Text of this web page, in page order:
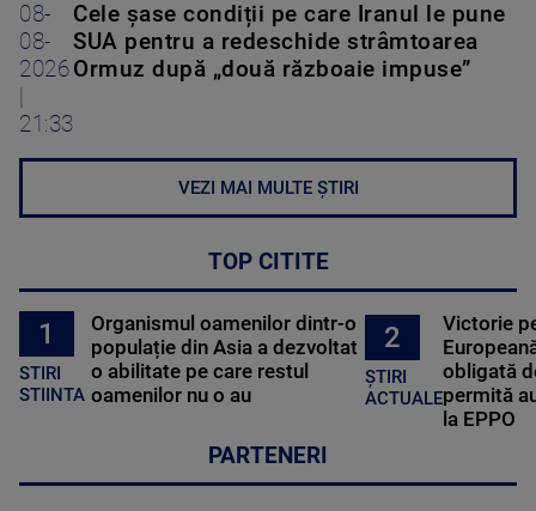
08-
08-
2026
21:33
Cele șase condiții pe care Iranul le pune
SUA pentru a redeschide strâmtoarea
Ormuz după „două războaie impuse”
VEZI MAI MULTE ȘTIRI
TOP CITITE
1
STIRI
STIINTA
Organismul oamenilor dintr-o
populație din Asia a dezvoltat
o abilitate pe care restul
oamenilor nu o au
2
ȘTIRI
ACTUALE
Victorie
obligată
permită
la EPPO
PARTENERI